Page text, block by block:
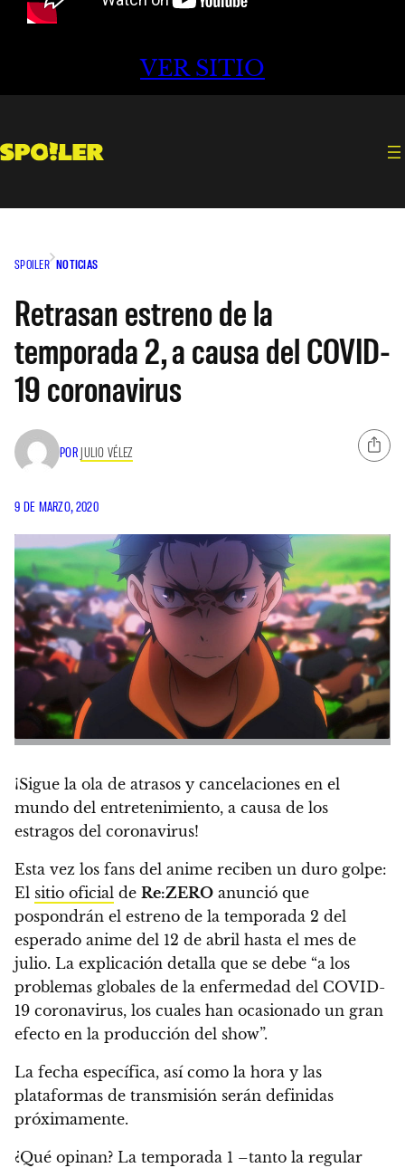
VER SITIO
SPOILER NOTICIAS
Retrasan estreno de la
temporada 2, a causa del COVID-
19 coronavirus
POR JULIO VÉLEZ
9 DE MARZO, 2020
¡Sigue la ola de atrasos y cancelaciones en el
mundo del entretenimiento, a causa de los
estragos del coronavirus!
Esta vez los fans del anime reciben un duro golpe:
El sitio oficial de Re:ZERO anunció que
pospondrán el estreno de la temporada 2 del
esperado anime del 12 de abril hasta el mes de
julio. La explicación detalla que se debe “a los
problemas globales de la enfermedad del COVID-
19 coronavirus, los cuales han ocasionado un gran
efecto en la producción del show”.
La fecha específica, así como la hora y las
plataformas de transmisión serán definidas
próximamente.
¿Qué opinan? La temporada 1 –tanto la regular